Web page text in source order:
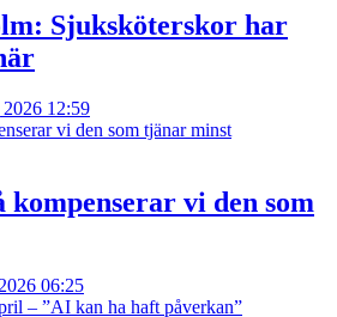
Sjuksköterskor har
2026 12:59
kompenserar vi den som
06:25